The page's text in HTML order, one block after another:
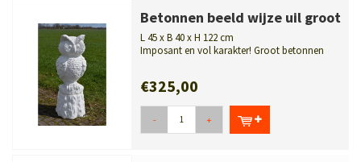
Betonnen beeld wijze uil groot
L 45 x B 40 x H 122 cm
Imposant en vol karakter! Groot betonnen
€325,00
- +